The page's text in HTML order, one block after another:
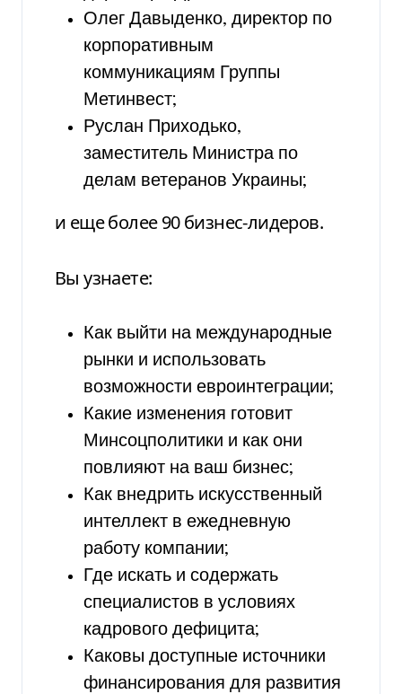
Олег Давыденко, директор по
корпоративным
коммуникациям Группы
Метинвест;
Руслан Приходько,
заместитель Министра по
делам ветеранов Украины;
и еще более 90 бизнес-лидеров.
Вы узнаете:
Как выйти на международные
рынки и использовать
возможности евроинтеграции;
Какие изменения готовит
Минсоцполитики и как они
повлияют на ваш бизнес;
Как внедрить искусственный
интеллект в ежедневную
работу компании;
Где искать и содержать
специалистов в условиях
кадрового дефицита;
Каковы доступные источники
финансирования для развития